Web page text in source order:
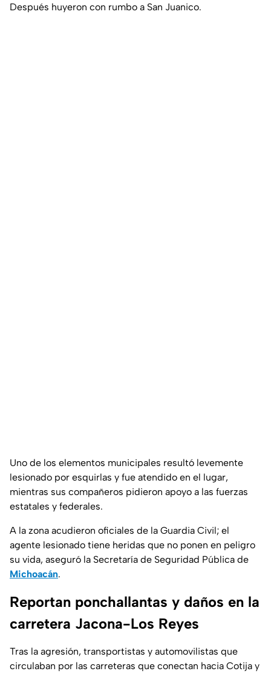
Después huyeron con rumbo a San Juanico.
Uno de los elementos municipales resultó levemente
lesionado por esquirlas y fue atendido en el lugar,
mientras sus compañeros pidieron apoyo a las fuerzas
estatales y federales.
A la zona acudieron oficiales de la Guardia Civil; el
agente lesionado tiene heridas que no ponen en peligro
su vida, aseguró la Secretaría de Seguridad Pública de
Michoacán.
Reportan ponchallantas y daños en la
carretera Jacona-Los Reyes
Tras la agresión, transportistas y automovilistas que
circulaban por las carreteras que conectan hacia Cotija y